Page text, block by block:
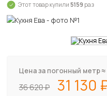
Этот товар купили 5159 раз
Цена за погонный метр ≈
36 620 31 130